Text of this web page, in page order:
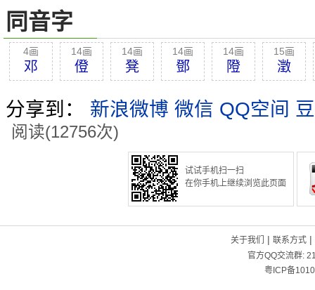
同音字
4画
邓
14画
僜
14画
凳
14画
鄧
14画
隥
15画
澂
分享到： 新浪微博 微信 QQ空间
阅读(12756次)
试试手机扫一扫
在你手机上继续浏览此页面
关于我们 | 联系方式|
官方QQ交流群:
粤ICP备